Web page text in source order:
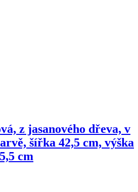
z jasanového dřeva, v
šířka 42,5 cm, výška
cm